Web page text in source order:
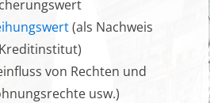
(als Nachweis
von Rechten und
usw.)